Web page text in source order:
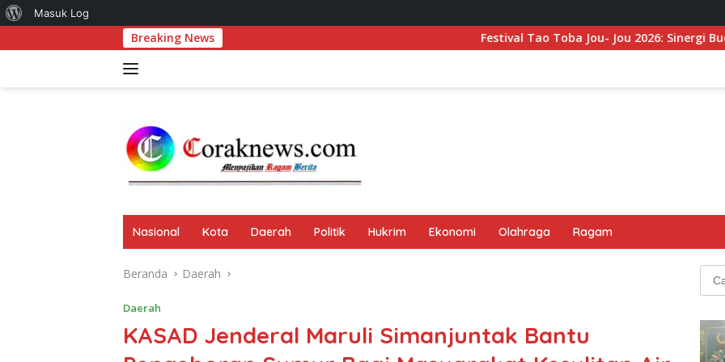
Tentang
Masuk Log
ke
Breaking News Festival Tao Toba Jou- Jou 2026: Sinergi Budaya, Ekonomi
Nasional Kota Daerah Politik Hukrim Ekonomi Olahraga Ragam
Beranda Daerah
Daerah
KASAD Jenderal Maruli Simanjuntak Bantu
Cari
untuk: